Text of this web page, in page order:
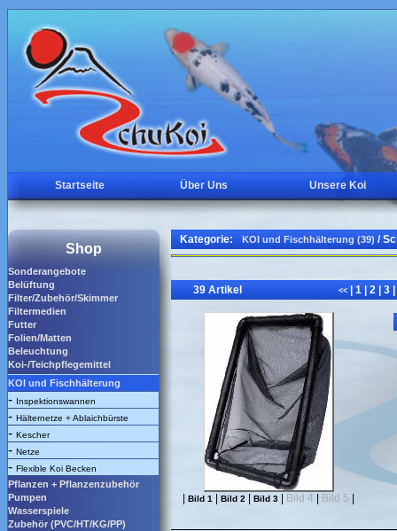
Startseite Über Uns Unsere Koi
Shop
Sonderangebote
Belüftung
Filter/Zubehör/Skimmer
Filtermedien
Futter
Folien/Matten
Beleuchtung
Koi-/Teichpflegemittel
KOI und Fischhälterung
- Inspektionswannen
- Hälternetze + Ablaichbürste
- Kescher
- Netze
- Flexible Koi Becken
Pflanzen + Pflanzenzubehör
Pumpen
Wasserspiele
Zubehör (PVC/HT/KG/PP)
Kategorie: KOI und Fischhälterung (39) /
39 Artikel << 1 2 3
Bild 1 Bild 2 Bild 3 Bild 4 Bild 5